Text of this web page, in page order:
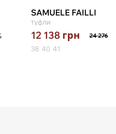
SAMUELE FAILLI
туфли
12 138 грн 24 276
38 40 41